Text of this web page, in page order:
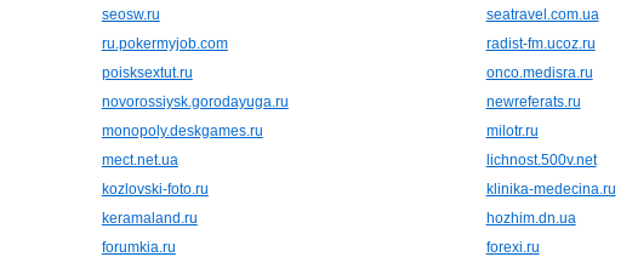
seosw.ru
seatravel.com.ua
ru.pokermyjob.com
radist-fm.ucoz.ru
poisksextut.ru
onco.medisra.ru
novorossiysk.gorodayuga.ru
newreferats.ru
monopoly.deskgames.ru
milotr.ru
mect.net.ua
lichnost.500v.net
kozlovski-foto.ru
klinika-medecina.ru
keramaland.ru
hozhim.dn.ua
forumkia.ru
forexi.ru